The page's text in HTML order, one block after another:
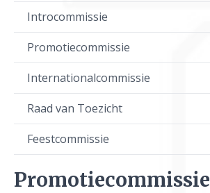
Introcommissie
Promotiecommissie
Internationalcommissie
Raad van Toezicht
Feestcommissie
Promotiecommissie